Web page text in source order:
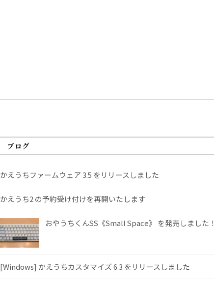
ブログ
かえうちファームウェア 3.5 をリリースしました
かえうち2 の予約受け付けを再開いたします
おやうちくんSS《Small Space》 を発売しました！
[Windows] かえうちカスタマイズ 6.3 をリリースしました